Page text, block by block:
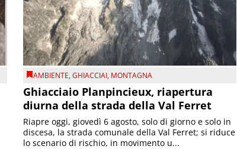
AMBIENTE,GHIACCIAI, MONTAGNA
Ghiacciaio Planpincieux, riapertura
diurna della strada della Val Ferret
Riapre oggi, giovedì 6 agosto, solo di giorno e solo in
discesa, la strada comunale della Val Ferret; si riduce
lo scenario di rischio, in movimento u...